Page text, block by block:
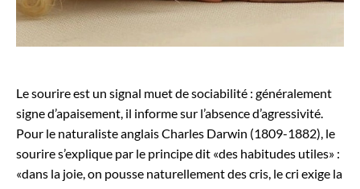
Le sourire est un signal muet de sociabilité : généralement
signe d’apaisement, il informe sur l’absence d’agressivité.
Pour le naturaliste anglais Charles Darwin (1809-1882), le
sourire s’explique par le principe dit «des habitudes utiles» :
«dans la joie, on pousse naturellement des cris, le cri exige la